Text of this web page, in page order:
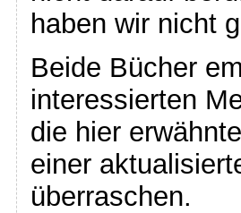
haben wir nicht
Beide Bücher
interessierten
die hier
einer
überraschen.